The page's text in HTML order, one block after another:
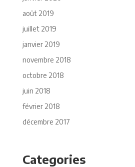
août 2019
juillet 2019
janvier 2019
novembre 2018
octobre 2018
juin 2018
février 2018
décembre 2017
Categories